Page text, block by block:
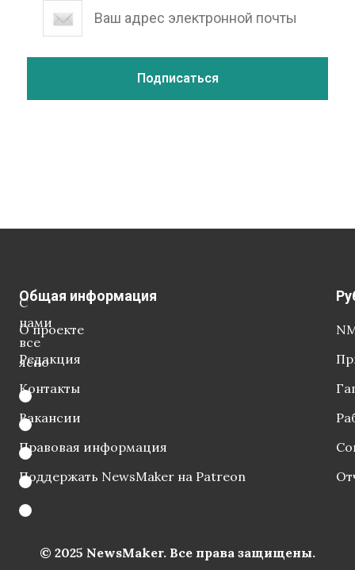
С
нами
все
ясно
Общая информация
О проекте
Редакция
Контакты
Вакансии
Правовая информация
Поддержать NewsMaker на Patreon
© 2025 NewsMaker. Все права защищены.